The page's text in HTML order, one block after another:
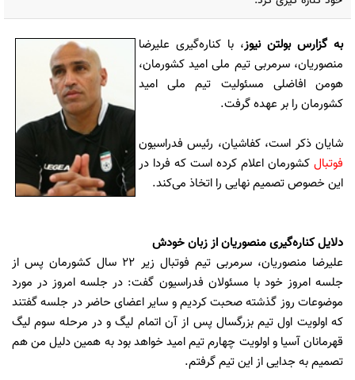
به گزارسبولتن نیوز، با کناره‌گیری علیرضا
منصوریان، سرمربی تیم ملی امید کشورمان،
هومن افاضلی مسئولیت تیم ملی امید
کشورمان را بر عهده گرفت.
شایان ذکر است، کفاشیان، رئیس فدراسیون
فوتبال کشورمان اعلام کرده است که فردا در
این خصوص تصمیم نهایی را اتخاذ می‌کند.
دلایل کناره‌گیری منصوریان از زبان خودش
علیرضا منصوریان، سرمربی تیم فوتبال زیر 22 سال کشورمان پس از
جلسه امروز خود با مسئولان فدراسیون گفت: در جلسه امروز در مورد
موضوعات روز گذشته صحبت کردیم و سایر اعضای حاضر در جلسه گفتند
که اولویت اول تیم بزرگسال پس از آن اتمام لیگ و در مرحله سوم لیگ
قهرمانان آسیا و اولویت چهارم تیم امید خواهد بود به همین دلیل من هم
تصمیم به جدایی از این تیم گرفتم.